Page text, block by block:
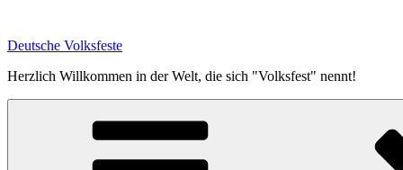
springen
Deutsche Volksfeste
Herzlich Willkommen in der Welt, die sich "Volksfest" nennt!